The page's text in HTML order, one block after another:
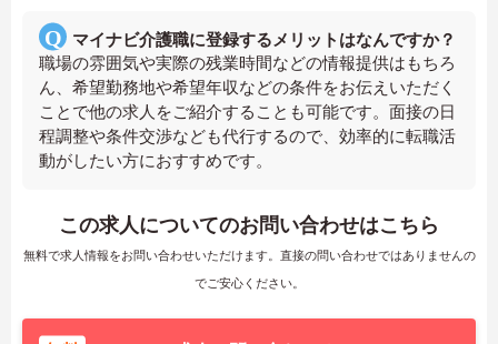
マイナビ介護職に登録するメリットはなんですか？
職場の雰囲気や実際の残業時間などの情報提供はもちろ
ん、希望勤務地や希望年収などの条件をお伝えいただく
ことで他の求人をご紹介することも可能です。面接の日
程調整や条件交渉なども代行するので、効率的に転職活
動がしたい方におすすめです。
この求人についてのお問い合わせはこちら
無料で求人情報をお問い合わせいただけます。直接の問い合わせではありませんの
でご安心ください。